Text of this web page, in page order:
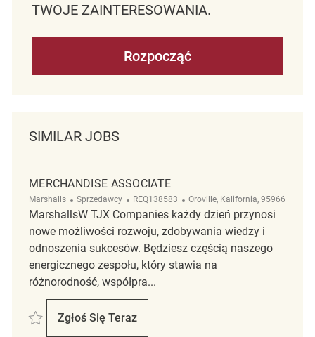
TWOJE ZAINTERESOWANIA.
Rozpocząć
SIMILAR JOBS
MERCHANDISE ASSOCIATE
Marshalls Kategoria
Sprzedawcy ReqId
REQ138583 Lokalizacja
Oroville, Kalifornia, 95966
MarshallsW TJX Companies każdy dzień przynosi
nowe możliwości rozwoju, zdobywania wiedzy i
odnoszenia sukcesów. Będziesz częścią naszego
energicznego zespołu, który stawia na
różnorodność, współpra...
Zapisać Merchandise Associate REQ138583
Zgłoś Się Teraz
Merchandise Associate